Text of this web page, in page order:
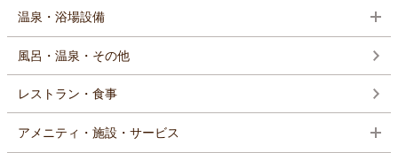
温泉・浴場設備
風呂・温泉・その他
レストラン・食事
アメニティ・施設・サービス